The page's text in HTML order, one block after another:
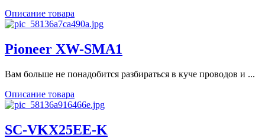
Описание товара
Pioneer XW-SMA1
Вам больше не понадобится разбираться в куче проводов и ...
Описание товара
SC-VKX25EE-K